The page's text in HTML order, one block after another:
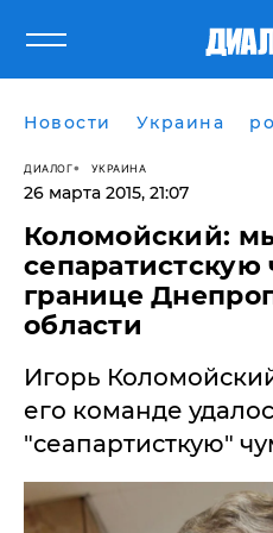
Новости Украина
ДИАЛОГ УКРАИНА
26 марта 2015, 21:07
Коломойский:
сепаратистскую
границе
области
Игорь
его команде
"сеапартисткую"